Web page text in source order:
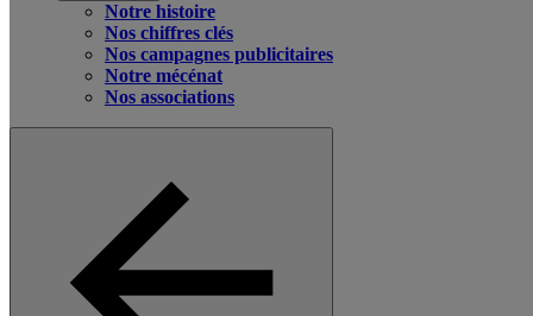
Notre histoire
Nos chiffres clés
Nos campagnes publicitaires
Notre mécénat
Nos associations